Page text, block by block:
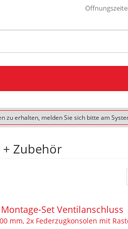
zu erhalten, melden Sie sich bitte am
Zubehör
Set Ventilanschluss
mm, 2x Federzugkonsolen mit